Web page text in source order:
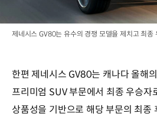
제네시스 GV80는 유수의 경쟁 모델을 제치고 최종
한편 제네시스 GV80는 캐나다 올해
프리미엄 SUV 부문에서 최종 우승자
상품성을 기반으로 해당 부문의 최종